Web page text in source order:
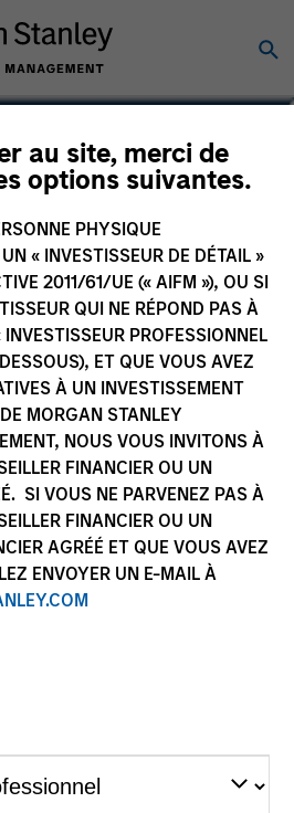
au site, merci de
options suivantes.
PHYSIQUE
« INVESTISSEUR DE DÉTAIL »
2011/61/UE (« AIFM »), OU SI
QUI NE RÉPOND PAS À
PROFESSIONNEL
ET QUE VOUS AVEZ
À UN INVESTISSEMENT
MORGAN STANLEY
NOUS VOUS INVITONS À
FINANCIER OU UN
SI VOUS NE PARVENEZ PAS À
FINANCIER OU UN
AGRÉÉ ET QUE VOUS AVEZ
ENVOYER UN E-MAIL À
CFA